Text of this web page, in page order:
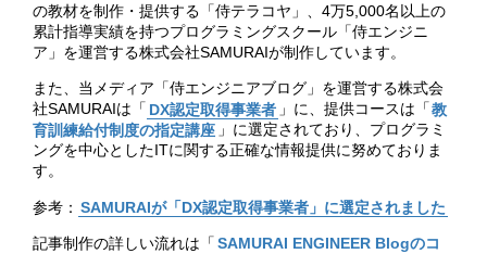
の教材を制作・提供する「侍テラコヤ」、4万5,000名以上の
累計指導実績を持つプログラミングスクール「侍エンジニ
ア」を運営する株式会社SAMURAIが制作しています。
また、当メディア「侍エンジニアブログ」を運営する株式会
社SAMURAIは「 DX認定取得事業者 」に、提供コースは「教
育訓練給付制度の指定講座 」に選定されており、プログラミ
ングを中心としたITに関する正確な情報提供に努めておりま
す。
参考： SAMURAIが「DX認定取得事業者」に選定されました
記事制作の詳しい流れは「 SAMURAI ENGINEER Blogのコ